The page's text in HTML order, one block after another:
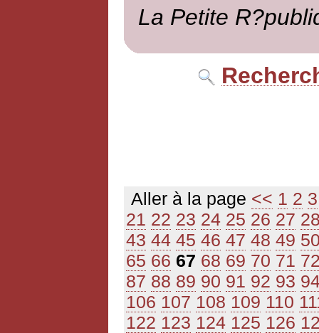
La Petite
Aller à la page << 1 2 3
21 22 23 24 25 26 27
43 44 45 46 47 48 49
65 66 67 68 69 70 71
87 88 89 90 91 92 93
106 107 108 109 110
122 123 124 125 126